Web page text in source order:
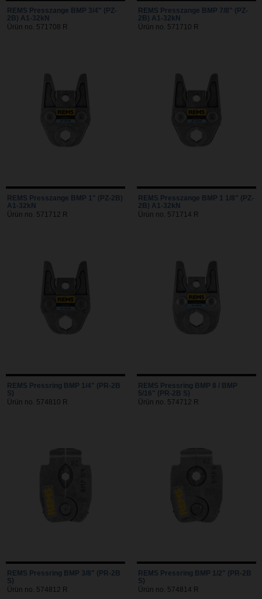
REMS Presszange BMP 3/4" (PZ-
2B) A1-32kN
Ürün no. 571708 R
REMS Presszange BMP 7/8" (PZ-
2B) A1-32kN
Ürün no. 571710 R
REMS Presszange BMP 1" (PZ-2B)
A1-32kN
Ürün no. 571712 R
REMS Presszange BMP 1 1/8" (PZ-
2B) A1-32kN
Ürün no. 571714 R
REMS Pressring BMP 1/4" (PR-2B
S)
Ürün no. 574810 R
REMS Pressring BMP 8 / BMP
5/16" (PR-2B S)
Ürün no. 574712 R
REMS Pressring BMP 3/8" (PR-2B
S)
Ürün no. 574812 R
REMS Pressring BMP 1/2" (PR-2B
S)
Ürün no. 574814 R